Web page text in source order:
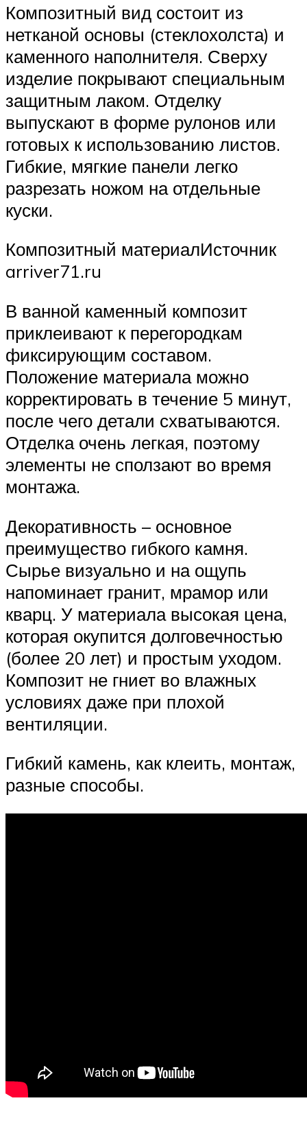
Композитный вид состоит из
нетканой основы (стеклохолста) и
каменного наполнителя. Сверху
изделие покрывают специальным
защитным лаком. Отделку
выпускают в форме рулонов или
готовых к использованию листов.
Гибкие, мягкие панели легко
разрезать ножом на отдельные
куски.
Композитный материалИсточник
arriver71.ru
В ванной каменный композит
приклеивают к перегородкам
фиксирующим составом.
Положение материала можно
корректировать в течение 5 минут,
после чего детали схватываются.
Отделка очень легкая, поэтому
элементы не сползают во время
монтажа.
Декоративность – основное
преимущество гибкого камня.
Сырье визуально и на ощупь
напоминает гранит, мрамор или
кварц. У материала высокая цена,
которая окупится долговечностью
(более 20 лет) и простым уходом.
Композит не гниет во влажных
условиях даже при плохой
вентиляции.
Гибкий камень, как клеить, монтаж,
разные способы.